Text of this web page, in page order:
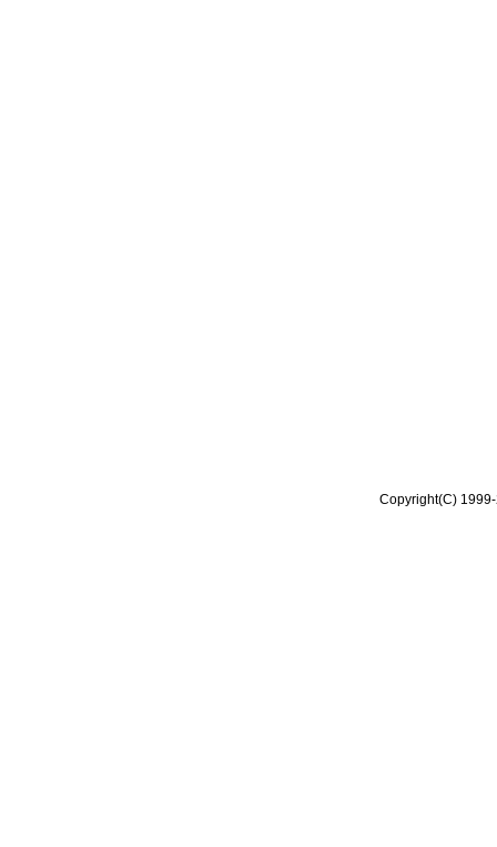
Copyright(C)